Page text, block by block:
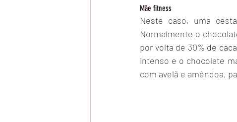
Mãe fitness
Neste caso, uma
Normalmente o
por volta de 30% de
intenso e o chocolate
com avelã e amêndoa,